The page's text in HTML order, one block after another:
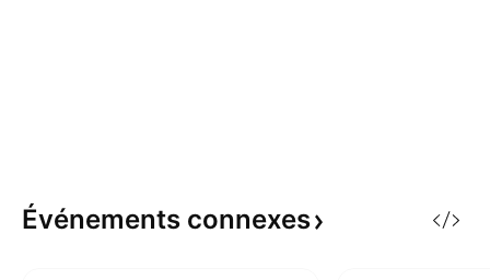
Événements connexes